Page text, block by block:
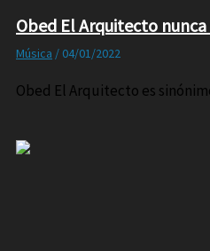
Obed El Arquitecto nunca
Música / 04/01/2022
Obed El Arquitecto es